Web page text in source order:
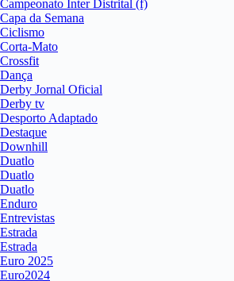
Campeonato Inter Distrital (f)
Capa da Semana
Ciclismo
Corta-Mato
Crossfit
Dança
Derby Jornal Oficial
Derby tv
Desporto Adaptado
Destaque
Downhill
Duatlo
Duatlo
Duatlo
Enduro
Entrevistas
Estrada
Estrada
Euro 2025
Euro2024